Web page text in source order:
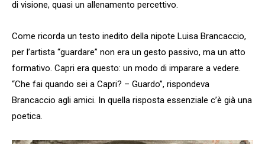
di visione, quasi un allenamento percettivo.
Come ricorda un testo inedito della nipote Luisa Brancaccio,
per l’artista “guardare” non era un gesto passivo, ma un atto
formativo. Capri era questo: un modo di imparare a vedere.
“Che fai quando sei a Capri? – Guardo”, rispondeva
Brancaccio agli amici. In quella risposta essenziale c’è già una
poetica.